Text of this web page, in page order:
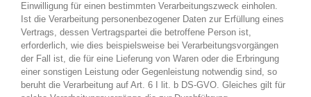
Einwilligung für einen bestimmten Verarbeitungszweck einholen.
Ist die Verarbeitung personenbezogener Daten zur Erfüllung eines
Vertrags, dessen Vertragspartei die betroffene Person ist,
erforderlich, wie dies beispielsweise bei Verarbeitungsvorgängen
der Fall ist, die für eine Lieferung von Waren oder die Erbringung
einer sonstigen Leistung oder Gegenleistung notwendig sind, so
beruht die Verarbeitung auf Art. 6 I lit. b DS-GVO. Gleiches gilt für